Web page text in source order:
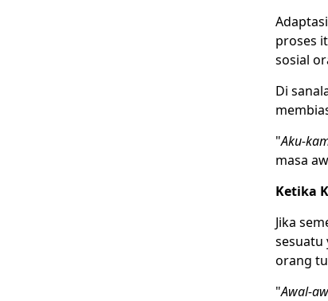
proses
sosial
Di
"Aku-
masa
Ketika
Jika
sesuatu
orang
"Awal-